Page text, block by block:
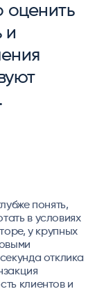
оценить
и
понять,
в условиях
у крупных
отклика
клиентов и